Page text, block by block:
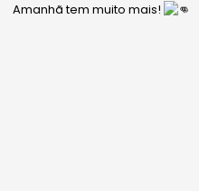
Amanhã tem muito mais!